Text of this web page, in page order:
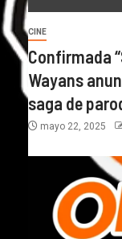
CINE
Confirmada
Wayans
saga de
mayo 22, 2025